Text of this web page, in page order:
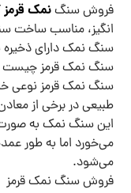
فروش سنگنمک قرمز
انگیز، مناسب ساخت
سنگ نمک دارای ذخیره
سنگ نمک قرمز چیست
سنگ نمک قرمز نوعی
طبیعی در برخی از
این سنگ نمک به
می‌خورد اما به طور
می‌شود.
فروش سنگ نمک قرمز